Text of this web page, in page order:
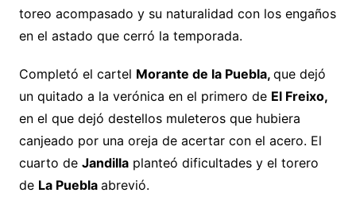
toreo acompasado y su naturalidad con los engaños
en el astado que cerró la temporada.
Completó el cartel Morante de la Puebla, que dejó
un quitado a la verónica en el primero de El Freixo,
en el que dejó destellos muleteros que hubiera
canjeado por una oreja de acertar con el acero. El
cuarto de Jandillaplanteó dificultades y el torero
de La Puebla abrevió.